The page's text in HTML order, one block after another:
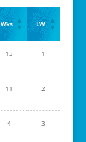
Wks LW
13 1
11 2
4 3